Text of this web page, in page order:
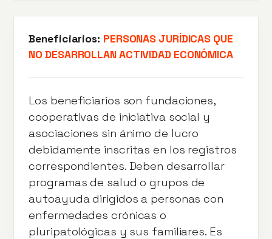
Beneficiarios: PERSONAS JURÍDICAS QUE
NO DESARROLLAN ACTIVIDAD ECONÓMICA
Los beneficiarios son fundaciones,
cooperativas de iniciativa social y
asociaciones sin ánimo de lucro
debidamente inscritas en los registros
correspondientes. Deben desarrollar
programas de salud o grupos de
autoayuda dirigidos a personas con
enfermedades crónicas o
pluripatológicas y sus familiares. Es